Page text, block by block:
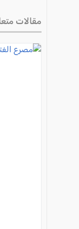
مقالات